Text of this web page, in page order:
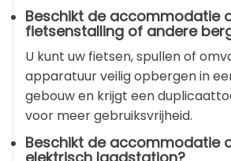
Beschikt de accommodatie
fietsenstalling of andere
U kunt uw fietsen, spullen of
apparatuur veilig opbergen in
gebouw en krijgt een
voor meer gebruiksvrijheid.
Beschikt de accommodatie